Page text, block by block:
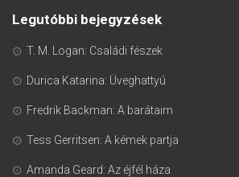
Legutóbbi bejegyzések
T. M. Logan: Családi fészek
Durica Katarina: Üveghattyú
Fredrik Backman: A barátaim
Tess Gerritsen: A kémek partja
Amanda Geard: Az éjfél háza